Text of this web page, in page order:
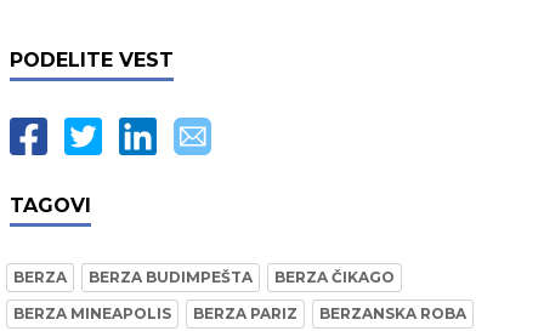
PODELITE VEST
TAGOVI
BERZA BERZA BUDIMPEŠTA
BERZA ČIKAGO
BERZA MINEAPOLIS
BERZA PARIZ
BERZANSKA ROBA